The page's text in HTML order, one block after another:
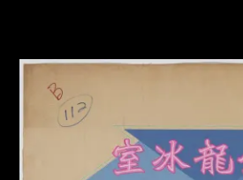
M+藏品
進一步篩選